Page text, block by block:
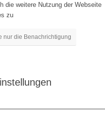
die weitere Nutzung der Webseite
zu
nur die Benachrichtigung